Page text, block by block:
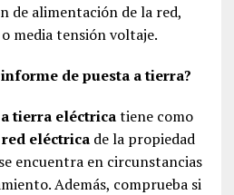
de alimentación de la red,
media tensión voltaje.
de puesta a tierra?
tierra eléctricatiene como
eléctricade la propiedad
encuentra en circunstancias
Además, comprueba si